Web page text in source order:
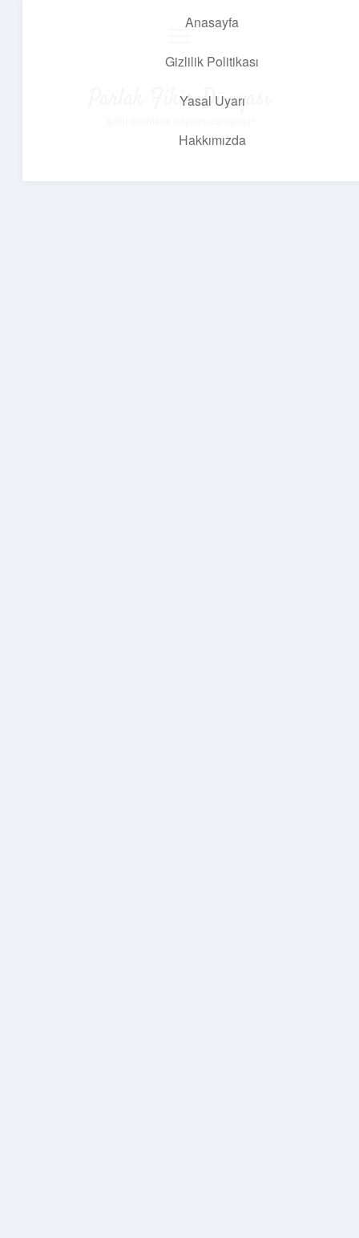
Anasayfa
Gizlilik Politikası
Yasal Uyarı
Hakkımızda
Parlak Fikir Dünyası